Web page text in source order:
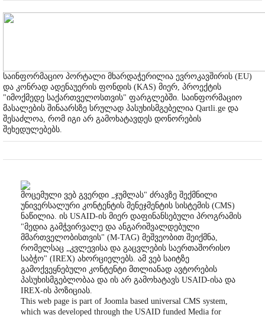
საინფორმაციო პორტალი მხარდაჭერილია ევროკავშირის (EU)
და კონრად ადენაუერის ფონდის (KAS) მიერ, პროექტის
"იმოქმედე საქართველოსთვის" ფარგლებში. საინფორმაციო
მასალების შინაარსზე სრულად პასუხისმგებელია Qartli.ge და
შესაძლოა, რომ იგი არ გამოხატავდეს დონორების
შეხედულებებს.
მოცემული ვებ გვერდი „ჯუმლას" ძრავზე შექმნილი
უნივერსალური კონტენტის მენეჯმენტის სისტემის (CMS)
ნაწილია. ის USAID-ის მიერ დაფინანსებული პროგრამის
"მედია გამჭვირვალე და ანგარიშვალდებული
მმართველობისთვის" (M-TAG) მეშვეობით შეიქმნა,
რომელსაც „კვლევისა და გაცვლების საერთაშორისო
საბჭო" (IREX) ახორციელებს. ამ ვებ საიტზე
გამოქვეყნებული კონტენტი მთლიანად ავტორების
პასუხისმგებლობაა და ის არ გამოხატავს USAID-ისა და
IREX-ის პოზიციას.
This web page is part of Joomla based universal CMS system,
which was developed through the USAID funded Media for